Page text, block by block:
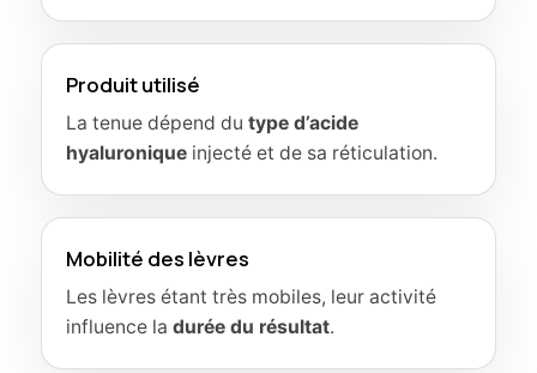
Produit utilisé
La tenue dépend du type d’acide
hyaluronique injecté et de sa réticulation.
Mobilité des lèvres
Les lèvres étant très mobiles, leur activité
influence la durée du résultat.